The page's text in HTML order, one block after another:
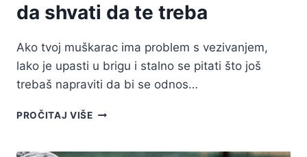
da shvati da te treba
Ako tvoj muškarac ima problem s vezivanjem,
lako je upasti u brigu i stalno se pitati što još
trebaš napraviti da bi se odnos…
PROČITAJ VIŠE47